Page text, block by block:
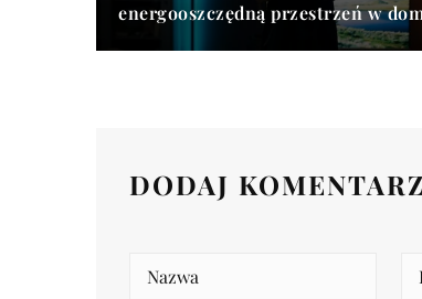
energooszczędną przestrzeń w
DODAJ KOMENTARZ